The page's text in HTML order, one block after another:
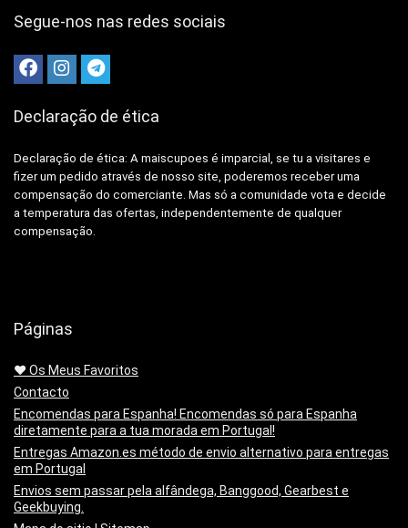
Segue-nos nas redes sociais
Declaração de ética
Declaração de ética: A maiscupoes é imparcial, se tu a visitares e
fizer um pedido através de nosso site, poderemos receber uma
compensação do comerciante. Mas só a comunidade vota e decide
a temperatura das ofertas, independentemente de qualquer
compensação.
Páginas
❤️ Os Meus Favoritos
Contacto
Encomendas para Espanha! Encomendas só para Espanha
diretamente para a tua morada em Portugal!
Entregas Amazon.es método de envio alternativo para entregas
em Portugal
Envios sem passar pela alfândega, Banggood, Gearbest e
Geekbuying.